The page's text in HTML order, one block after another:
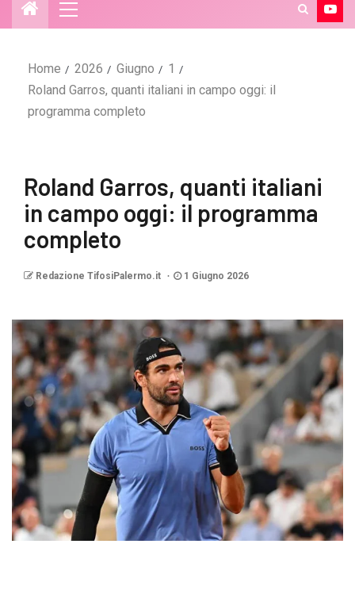
Home 2026 Giugno
1
Roland Garros, quanti italiani in campo oggi: il
programma completo
Roland Garros, quanti italiani
in campo oggi: il programma
completo
Redazione TifosiPalermo.it 1 Giugno 2026